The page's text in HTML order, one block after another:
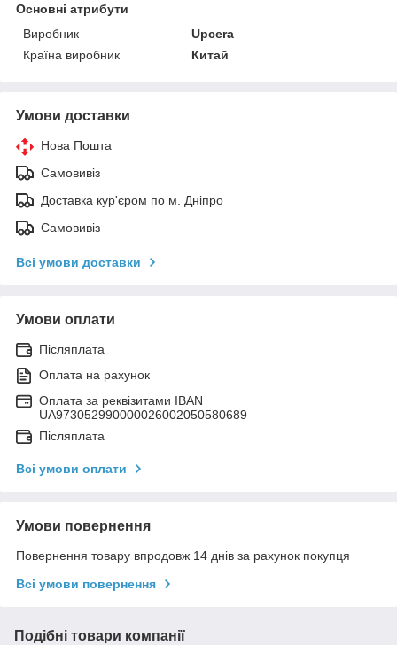
Основні атрибути
Виробник
Upcera
Країна виробник
Китай
Умови доставки
Нова Пошта
Самовивіз
Доставка кур'єром по м. Дніпро
Самовивіз
Всі умови доставки
Умови оплати
Післяплата
Оплата на рахунок
Оплата за реквізитами IBAN
UA973052990000026002050580689
Післяплата
Всі умови оплати
Умови повернення
Повернення товару впродовж 14 днів за рахунок покупця
Всі умови повернення
Подібні товари компанії